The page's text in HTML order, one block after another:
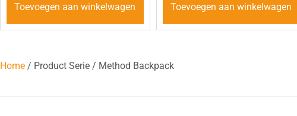
Toevoegen aan winkelwagen Toevoegen aan winkelwagen
Home / Product Serie / Method Backpack